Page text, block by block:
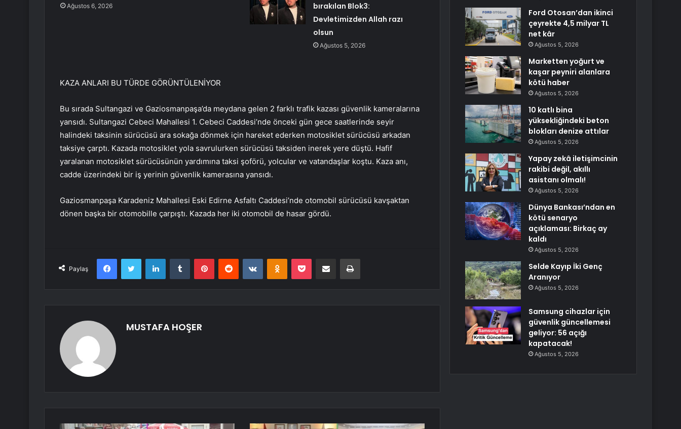
Ağustos 6, 2026
bırakılan Blok3:
Devletimizden Allah razı
olsun
Ağustos 5, 2026
KAZA ANLARI BU TÜRDE GÖRÜNTÜLENİYOR
Bu sırada Sultangazi ve Gaziosmanpaşa’da meydana gelen 2 farklı trafik kazası güvenlik kameralarına
yansıdı. Sultangazi Cebeci Mahallesi 1. Cebeci Caddesi’nde önceki gün gece saatlerinde seyir
halindeki taksinin sürücüsü ara sokağa dönmek için hareket ederken motosiklet sürücüsü arkadan
taksiye çarptı. Kazada motosiklet yola savrulurken sürücüsü taksiden inerek yere düştü. Hafif
yaralanan motosiklet sürücüsünün yardımına taksi şoförü, yolcular ve vatandaşlar koştu. Kaza anı,
cadde üzerindeki bir iş yerinin güvenlik kamerasına yansıdı.
Gaziosmanpaşa Karadeniz Mahallesi Eski Edirne Asfaltı Caddesi’nde otomobil sürücüsü kavşaktan
dönen başka bir otomobille çarpıştı. Kazada her iki otomobil de hasar gördü.
Paylaş
FacebookTwitter LinkedInTumblr PinterestReddit VKontakteOdnoklassniki
Pocket E-Posta ile paylaş Yazdır
MUSTAFA HOŞER
Ford Otosan’dan ikinci
çeyrekte 4,5 milyar TL
net kâr
Ağustos 5, 2026
Marketten yoğurt ve
kaşar peyniri alanlara
kötü haber
Ağustos 5, 2026
10 katlı bina
yüksekliğindeki beton
blokları denize attılar
Ağustos 5, 2026
Yapay zekâ iletişimcinin
rakibi değil, akıllı
asistanı olmalı!
Ağustos 5, 2026
Dünya Bankası’ndan en
kötü senaryo
açıklaması: Birkaç ay
kaldı
Ağustos 5, 2026
Selde Kayıp İki Genç
Aranıyor
Ağustos 5, 2026
Samsung cihazlar için
güvenlik güncellemesi
geliyor: 56 açığı
kapatacak!
Ağustos 5, 2026